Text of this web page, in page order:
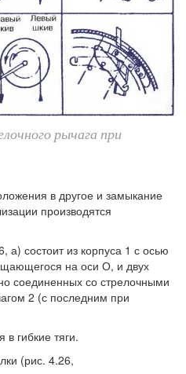
рычага при
в другое и замыкание
производятся
а) состоит из корпуса 1 с осью
на оси О, и двух
соединенных со стрелочными
2 (с последним при
гибкие тяги.
(рис. 4.26,